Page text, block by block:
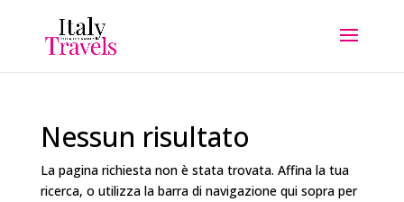
Nessun risultato
La pagina richiesta non è stata trovata. Affina la tua
ricerca, o utilizza la barra di navigazione qui sopra per